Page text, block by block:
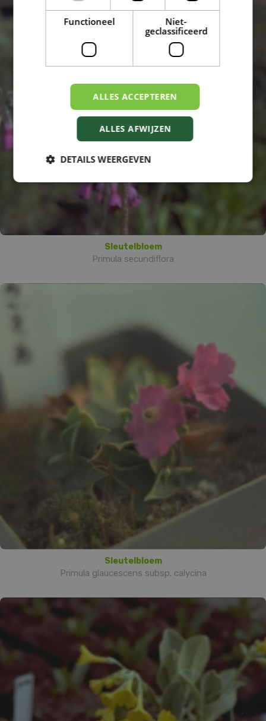
Sleutelbloem
Primula secundiflora
Sleutelbloem
Primula glaucescens subsp. calycina
Functioneel
Niet-
geclassificeerd
ALLES ACCEPTEREN
ALLES AFWIJZEN
DETAILS WEERGEVEN